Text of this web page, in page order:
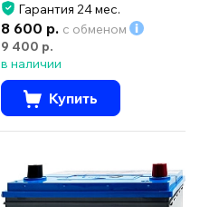
Гарантия 24 мес.
8 600 р. с обменом
9 400 р.
в наличии
Купить